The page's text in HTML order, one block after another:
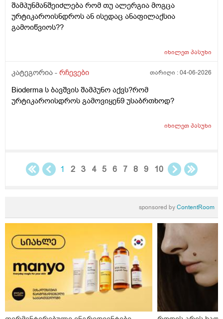
დამატენოანებელო ვერ მშველოს.პოროს დაბანოს
მერე 4ჯერ ვისმევ პატარა პატარა შიალედებში
ბიბჩენის დამცავ გვირილოს კრემს პანთენოლოთ რომ
უკბე არადა ჭიჭყიანია ხომ არ ვივლი.ჯერ წულოთ
ტამზე არვარ ასე.წყლოთაც კი ჩიმი წვაც მაქ აქა ოქ
სახეზე წამოერად.ბუნჩენსაც ბავშობიდან ვხმარობ
შამპუნმანშეიძლება რომ თუ ალერგია მოგცა
ურტიკაროისნდროს ან ისედაც ანაფილაქსია
გამოიწვიოს??
იხილეთპასუხი
კატეგორია - რჩევები თარიღი :04-06-2026
Bioderma ს ბავშვის შამპუნო აქვს?რომ
ურტიკაროისდროს გამოვიყენ9 უსაბრთხოდ?
იხილეთპასუხი
1 2 3 4 5 6 7 8 9 10
sponsored byContentRoom